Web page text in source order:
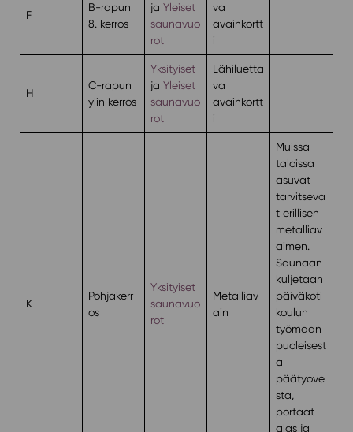
F
B-rapun
8. kerros
ja Yleiset
saunavuo
rot
va
avainkortt
i
H
C-rapun
ylin kerros
Yksityiset
ja Yleiset
saunavuo
rot
Lähiluetta
va
avainkortt
i
K
Pohjakerr
os
Yksityiset
saunavuo
rot
Metalliav
ain
Muissa
taloissa
asuvat
tarvitseva
t erillisen
metalliav
aimen.
Saunaan
kuljetaan
päiväkoti
koulun
työmaan
puoleisest
a
päätyove
sta,
portaat
alas ja